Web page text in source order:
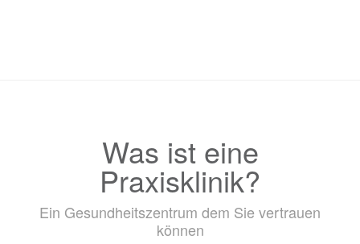
Was ist eine
Praxisklinik?
Ein Gesundheitszentrum dem Sie vertrauen
können